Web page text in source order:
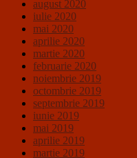
august 2020
iulie 2020
mai 2020
aprilie 2020
martie 2020
februarie 2020
noiembrie 2019
octombrie 2019
septembrie 2019
iunie 2019
mai 2019
aprilie 2019
martie 2019